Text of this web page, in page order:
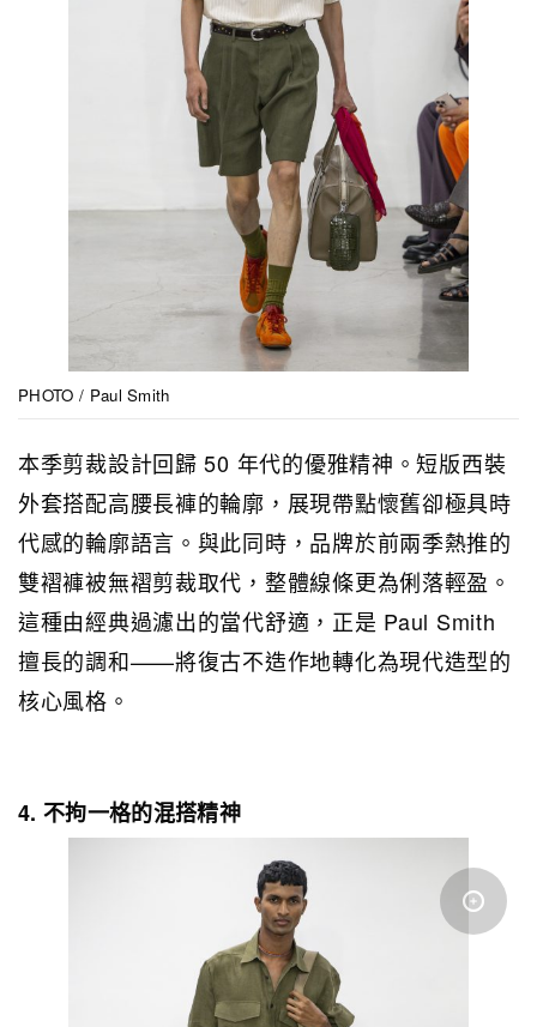
PHOTO / Paul Smith
本季剪裁設計回歸 50 年代的優雅精神。短版西裝
外套搭配高腰長褲的輪廓，展現帶點懷舊卻極具時
代感的輪廓語言。與此同時，品牌於前兩季熱推的
雙褶褲被無褶剪裁取代，整體線條更為俐落輕盈。
這種由經典過濾出的當代舒適，正是 Paul Smith
擅長的調和——將復古不造作地轉化為現代造型的
核心風格。
4. 不拘一格的混搭精神